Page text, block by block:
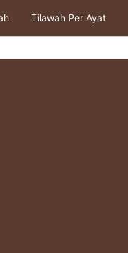
Tilawah Per Ayat